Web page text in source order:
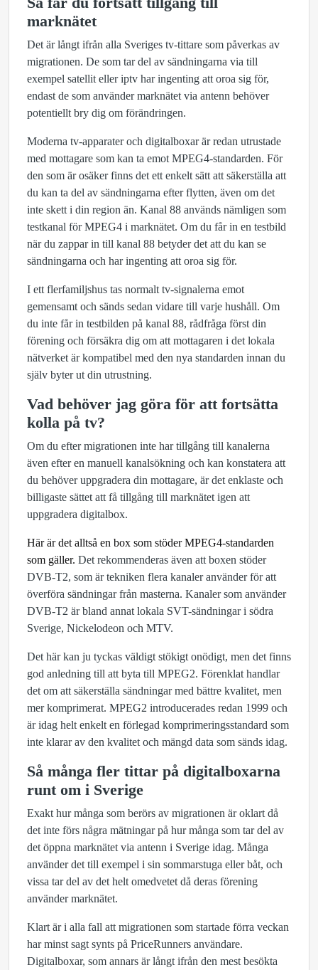
marknätet
Det är långt ifrån alla Sveriges tv-tittare som påverkas av
migrationen. De som tar del av sändningarna via till
exempel satellit eller iptv har ingenting att oroa sig för,
endast de som använder marknätet via antenn behöver
potentiellt bry dig om förändringen.
Moderna tv-apparater och digitalboxar är redan utrustade
med mottagare som kan ta emot MPEG4-standarden. För
den som är osäker finns det ett enkelt sätt att säkerställa att
du kan ta del av sändningarna efter flytten, även om det
inte skett i din region än. Kanal 88 används nämligen som
testkanal för MPEG4 i marknätet. Om du får in en testbild
när du zappar in till kanal 88 betyder det att du kan se
sändningarna och har ingenting att oroa sig för.
I ett flerfamiljshus tas normalt tv-signalerna emot
gemensamt och sänds sedan vidare till varje hushåll. Om
du inte får in testbilden på kanal 88, rådfråga först din
förening och försäkra dig om att mottagaren i det lokala
nätverket är kompatibel med den nya standarden innan du
själv byter ut din utrustning.
Vad behöver jag göra för att fortsätta
kolla på tv?
Om du efter migrationen inte har tillgång till kanalerna
även efter en manuell kanalsökning och kan konstatera att
du behöver uppgradera din mottagare, är det enklaste och
billigaste sättet att få tillgång till marknätet igen att
uppgradera digitalbox.
Här är det alltså en box som stöder MPEG4-standarden
som gäller. Det rekommenderas även att boxen stöder
DVB-T2, som är tekniken flera kanaler använder för att
överföra sändningar från masterna. Kanaler som använder
DVB-T2 är bland annat lokala SVT-sändningar i södra
Sverige, Nickelodeon och MTV.
Det här kan ju tyckas väldigt stökigt onödigt, men det finns
god anledning till att byta till MPEG2. Förenklat handlar
det om att säkerställa sändningar med bättre kvalitet, men
mer komprimerat. MPEG2 introducerades redan 1999 och
är idag helt enkelt en förlegad komprimeringsstandard som
inte klarar av den kvalitet och mängd data som sänds idag.
Så många fler tittar på digitalboxarna
runt om i Sverige
Exakt hur många som berörs av migrationen är oklart då
det inte förs några mätningar på hur många som tar del av
det öppna marknätet via antenn i Sverige idag. Många
använder det till exempel i sin sommarstuga eller båt, och
vissa tar del av det helt omedvetet då deras förening
använder marknätet.
Klart är i alla fall att migrationen som startade förra veckan
har minst sagt synts på PriceRunners användare.
Digitalboxar, som annars är långt ifrån den mest besökta